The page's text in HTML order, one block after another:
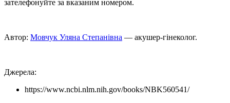
зателефонуйте за вказаним номером.
Автор: Мовчук Уляна Степанівна — акушер-гінеколог.
Джерела:
https://www.ncbi.nlm.nih.gov/books/NBK560541/